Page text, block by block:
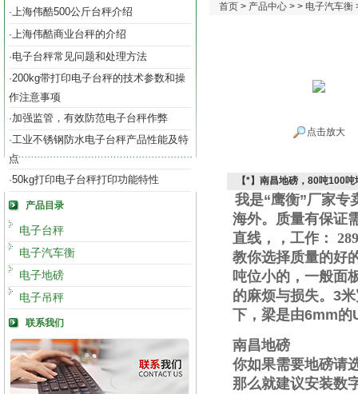
·上海伟酷500公斤台秤介绍
·上海伟酷商业台秤的介绍
·电子台秤常见问题和处理方法
·200kg带打印电子台秤的技术参数和操
作注意事项
·加强监管，有效防范电子台秤作弊
·工业不锈钢防水电子台秤产品性能及特
点
·50kg打印电子台秤打印功能特性
产品目录
电子台秤
电子汽车衡
电子地磅
电子吊秤
联系我们
首页 > 产品中心 > > 电子汽车衡
点击放大
【*】南昌地磅，80吨100
我是“鹰衡”厂家专
海外。质量有保证
直线 ， ，工作 ：
教你选择质量的好
吨位小的，一般面
的麻烦与损失。 3
下，梁是由6mm的
南昌地磅
你如果需要地磅请
那么就建议安装数